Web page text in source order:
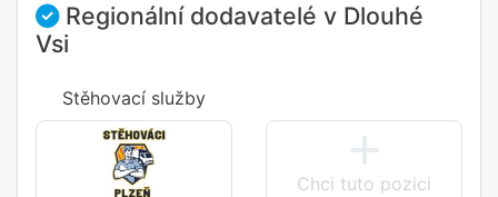
Regionální dodavatelé v Dlouhé
Vsi
Stěhovací služby
Chci tuto pozici